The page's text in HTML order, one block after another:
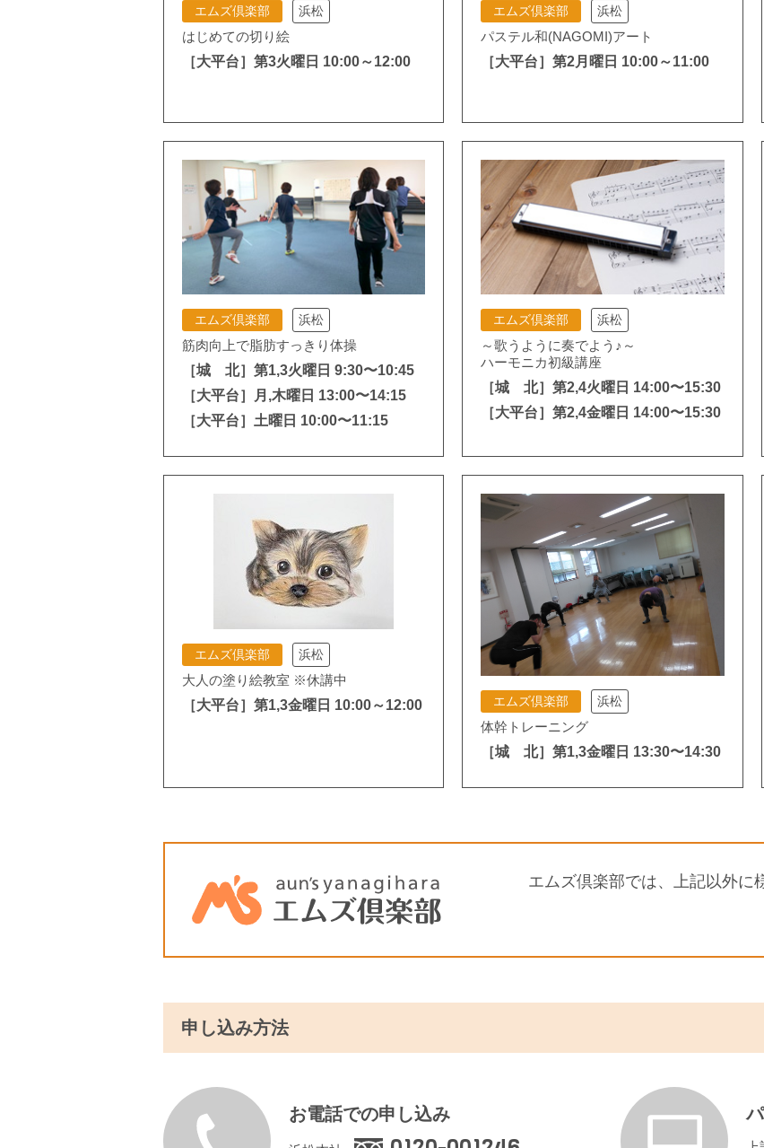
エムズ倶楽部 浜松
はじめての切り絵
［大平台］第3火曜日 10:00～12:00
エムズ倶楽部 浜松
パステル和(NAGOMI)アート
［大平台］第2月曜日 10:00～11:00
エムズ倶楽部 浜松
筋肉向上で脂肪すっきり体操
［城 北］第1,3火曜日 9:30〜10:45
［大平台］月,木曜日 13:00〜14:15
［大平台］土曜日 10:00〜11:15
エムズ倶楽部 浜松
～歌うように奏でよう♪～
ハーモニカ初級講座
［城 北］第2,4火曜日 14:00〜15:30
［大平台］第2,4金曜日 14:00〜15:30
エムズ倶楽部 浜松
大人の塗り絵教室 ※休講中
［大平台］第1,3金曜日 10:00～12:00
エムズ倶楽部 浜松
体幹トレーニング
［城 北］第1,3金曜日 13:30〜14:30
エムズ倶楽部では、上記以外に
申し込み方法
お電話での申し込み